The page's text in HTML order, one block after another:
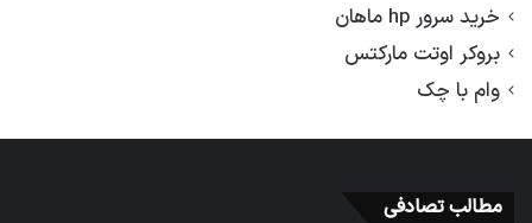
خرید سرور hp ماهان
بروکر اوتت مارکتس
وام با چک
مطالب تصادفی